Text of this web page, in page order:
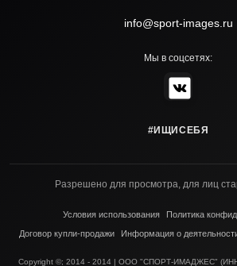
info@sport-images.ru
Мы в соцсетях:
#ИЩИСЕБЯ
Разрешено для просмотра, для лиц
Условия использования
Политика
Договор купли-продажи
Информация о
Copyright ©; 2014 - 2014 | ООО "СПОРТ-ИМАДЖЕС" (ИНН